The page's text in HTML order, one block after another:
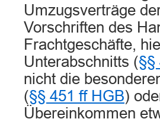
Umzugsverträge
Vorschriften des
Frachtgeschäfte,
Unterabschnitts (§§
nicht die
(§§ 451 ff HGB)
Übereinkommen